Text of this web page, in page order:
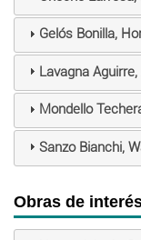
Gelós Bonilla,
Lavagna
Mondello
Sanzo Bianchi,
Obras de